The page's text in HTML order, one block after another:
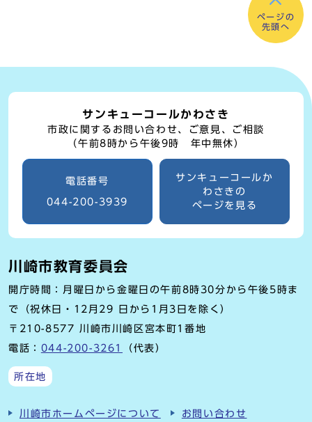
ページの
先頭へ
サンキューコールかわさき
市政に関するお問い合わせ、ご意見、ご相談
（午前8時から午後9時 年中無休）
電話番号
044-200-3939
サンキューコールか
わさきの
ページを見る
川崎市教育委員会
開庁時間：月曜日から金曜日の午前8時30分から午後5時ま
で（祝休日・12月29 日から1月3日を除く）
〒210-8577 川崎市川崎区宮本町1番地
電話： 044-200-3261 （代表）
所在地
川崎市ホームページについて お問い合わせ